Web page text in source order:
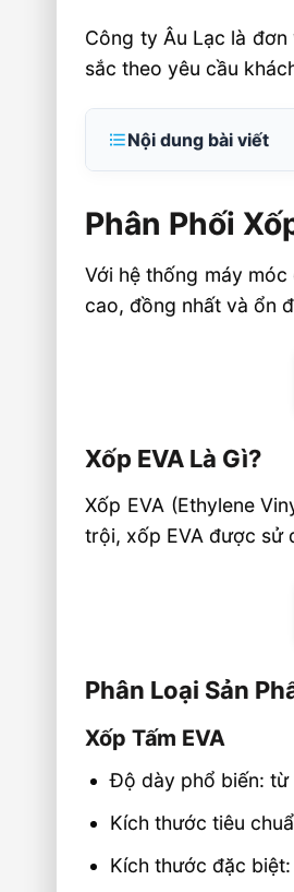
Công ty Âu Lạc là đơn
sắc theo yêu cầu
Nội dung bài viết
Xốp EVA Là Gì?
Phân Loại Sản
Xốp Tấm EVA
Màu Sắc Đa
Ứng Dụng Phổ
🏭 Sản xuất và
📦 Chính sách
Phân Phối
Với hệ thống máy
cao, đồng nhất và ổn
Xốp EVA Là Gì?
Xốp EVA (Ethylene
trội, xốp EVA được sử
Phân Loại Sản
Xốp Tấm EVA
Độ dày phổ biến: từ
Kích thước tiêu
Kích thước đặc biệt: